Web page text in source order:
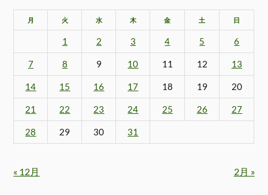
月 火 水 木 金 土 日
1 2 3 4 5 6
7 8 9 10 11 12 13
14 15 16 17 18 19 20
21 22 23 24 25 26 27
28 29 30 31
« 12月 2月 »